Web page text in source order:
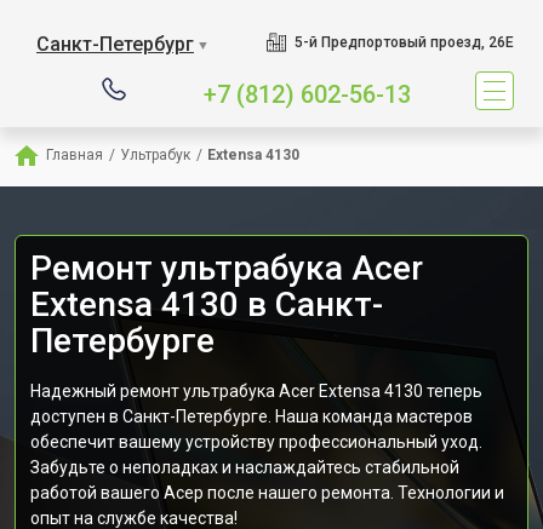
Санкт-Петербург ▼ 5-й Предпортовый проезд, 26Е
+7 (812) 602-56-13
Главная / Ультрабук / Extensa 4130
Ремонт ультрабука Acer
Extensa 4130 в Санкт-
Петербурге
Надежный ремонт ультрабука Acer Extensa 4130 теперь
доступен в Санкт-Петербурге. Наша команда мастеров
обеспечит вашему устройству профессиональный уход.
Забудьте о неполадках и наслаждайтесь стабильной
работой вашего Асер после нашего ремонта. Технологии и
опыт на службе качества!